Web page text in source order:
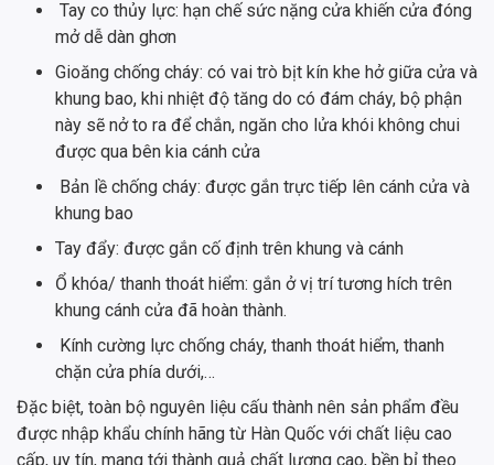
Tay co thủy lực: hạn chế sức nặng cửa khiến cửa đóng
mở dễ dàn ghơn
Gioăng chống cháy: có vai trò bịt kín khe hở giữa cửa và
khung bao, khi nhiệt độ tăng do có đám cháy, bộ phận
này sẽ nở to ra để chắn, ngăn cho lửa khói không chui
được qua bên kia cánh cửa
Bản lề chống cháy: được gắn trực tiếp lên cánh cửa và
khung bao
Tay đẩy: được gắn cố định trên khung và cánh
Ổ khóa/ thanh thoát hiểm: gắn ở vị trí tương hích trên
khung cánh cửa đã hoàn thành.
Kính cường lực chống cháy, thanh thoát hiểm, thanh
chặn cửa phía dưới,…
Đặc biệt, toàn bộ nguyên liệu cấu thành nên sản phẩm đều
được nhập khẩu chính hãng từ Hàn Quốc với chất liệu cao
cấp, uy tín, mang tới thành quả chất lượng cao, bền bỉ theo